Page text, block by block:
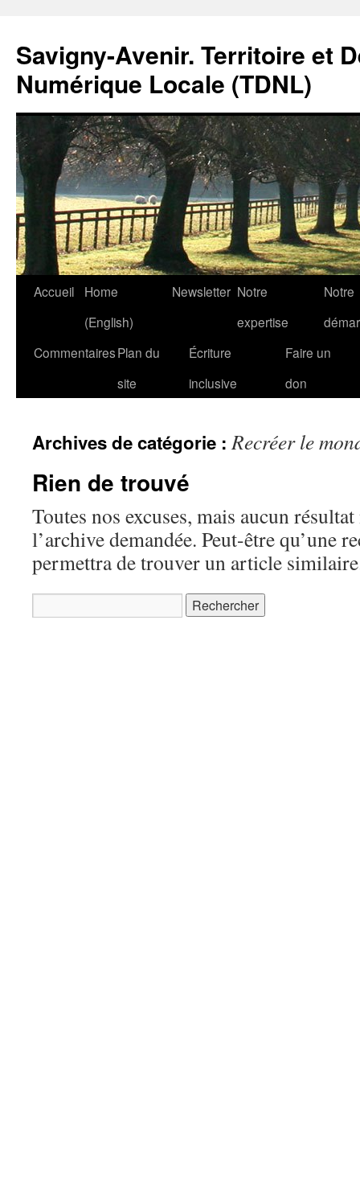
Savigny-Avenir. Territoire et
Numérique Locale (TDNL)
Aller
contenu
Accueil
Home
(English)
Newsletter Notre
expertise
Notre
CommentairesPlan du
site
Écriture
inclusive
Faire un
don
Archives de catégorie :Recréer le
Rien de trouvé
Toutes nos excuses, mais aucun
l’archive demandée. Peut-être qu’une
permettra de trouver un article